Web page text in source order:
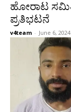
ಹೋರಾಟ
ಪ್ರತಿಭಟನೆ
v4team - June 6, 2024